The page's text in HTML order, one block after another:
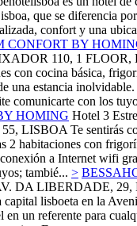
que se diferencia
confort y una
CONFORT BY
110, 1 FLOOR,
con cocina básica,
una estancia
comunicarte con los
HOMING Hotel 3
LISBOA Te sentirás
2 habitaciones con
a Internet wifi
tambié... >
DA LIBERDADE, 29,
capital lisboeta en la
en un referente para